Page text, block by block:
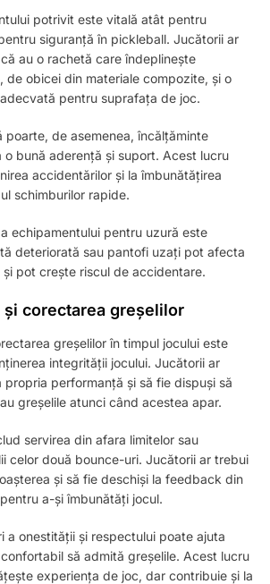
potrivit este vitală atât pentru
siguranță în pickleball. Jucătorii ar
au o rachetă care îndeplinește
de obicei din materiale compozite, și o
pentru suprafața de joc.
poarte, de asemenea, încălțăminte
bună aderență și suport. Acest lucru
accidentărilor și la îmbunătățirea
schimburilor rapide.
echipamentului pentru uzură este
deteriorată sau pantofi uzați pot afecta
pot crește riscul de accidentare.
și corectarea greșelilor
greșelilor în timpul jocului este
integrității jocului. Jucătorii ar
performanță și să fie dispuși să
greșelile atunci când acestea apar.
servirea din afara limitelor sau
celor două bounce-uri. Jucătorii ar trebui
și să fie deschiși la feedback din
a-și îmbunătăți jocul.
a onestității și respectului poate ajuta
să admită greșelile. Acest lucru
experiența de joc, dar contribuie și la